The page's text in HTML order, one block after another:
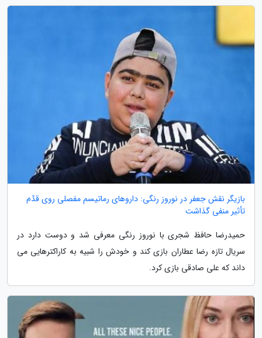
بازیگر نقش جعفر در نوروز رنگی: داروهای رماتیسم مفصلی روی قدّم
تأثیر منفی گذاشت
حمیدرضا حافظ شجری با نوروز رنگی معرفی شد و دوست دارد در
سریال تازه رضا عطاران بازی کند و خودش را شبیه به کاراکترهایی می
داند که علی صادقی بازی کرد.